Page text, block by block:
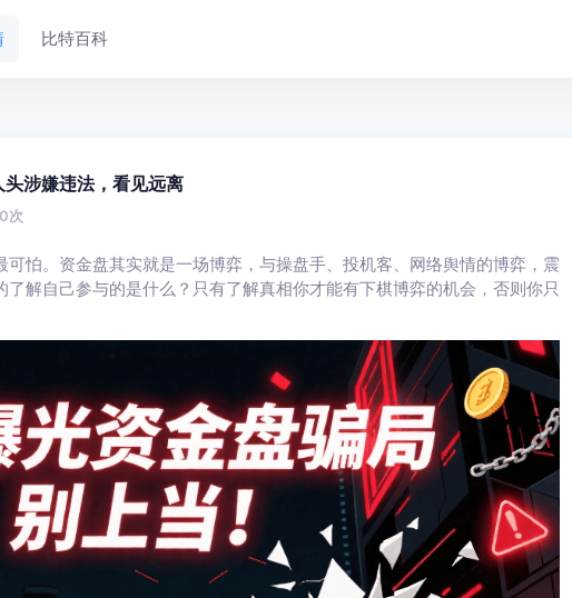
比特百科
涉嫌违法，看见远离
0次
怕。资金盘其实就是一场博弈，与操盘手、投机客、网络舆情的博弈，震
解自己参与的是什么？只有了解真相你才能有下棋博弈的机会，否则你只